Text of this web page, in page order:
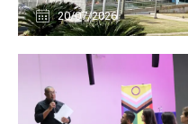
20/07/2026